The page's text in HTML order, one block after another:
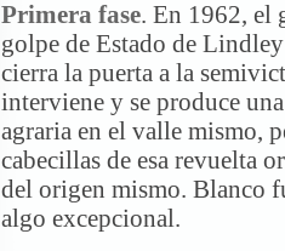
Primera fase. En 1962, el
golpe de Estado de
cierra la puerta a la
interviene y se produce
agraria en el valle mismo,
cabecillas de esa revuelta
del origen mismo. Blanco
algo excepcional.